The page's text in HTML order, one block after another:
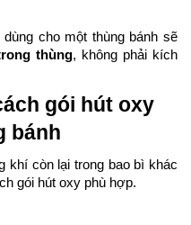
cho một thùng bánh sẽ
thùng, không phải kích
gói hút oxy
bánh
khí còn lại trong bao bì khác
gói hút oxy phù hợp.